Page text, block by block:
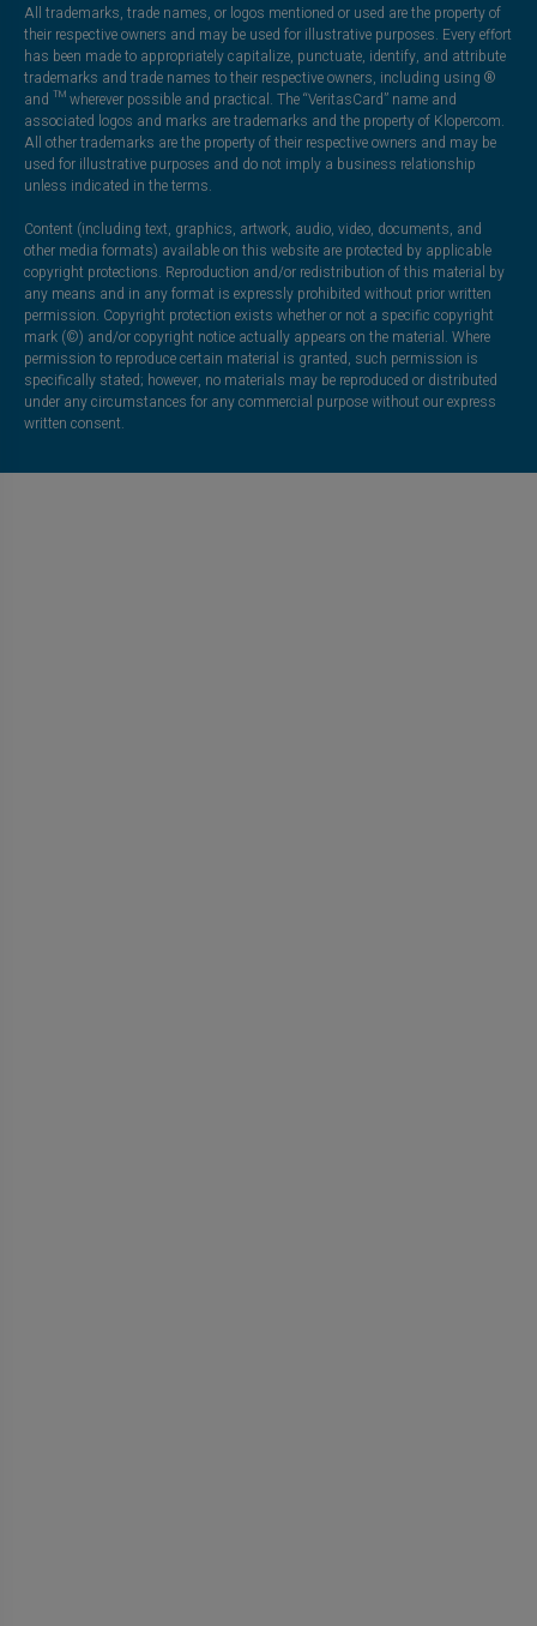
All trademarks, trade names, or logos mentioned or used are the property of
their respective owners and may be used for illustrative purposes. Every effort
has been made to appropriately capitalize, punctuate, identify, and attribute
trademarks and trade names to their respective owners, including using ®
and ™ wherever possible and practical. The “VeritasCard” name and
associated logos and marks are trademarks and the property of Klopercom.
All other trademarks are the property of their respective owners and may be
used for illustrative purposes and do not imply a business relationship
unless indicated in the terms.
Content (including text, graphics, artwork, audio, video, documents, and
other media formats) available on this website are protected by applicable
copyright protections. Reproduction and/or redistribution of this material by
any means and in any format is expressly prohibited without prior written
permission. Copyright protection exists whether or not a specific copyright
mark (©) and/or copyright notice actually appears on the material. Where
permission to reproduce certain material is granted, such permission is
specifically stated; however, no materials may be reproduced or distributed
under any circumstances for any commercial purpose without our express
written consent.